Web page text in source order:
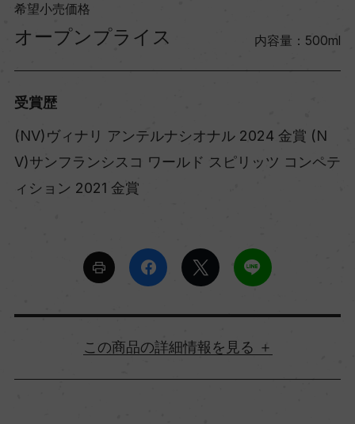
希望小売価格
オープンプライス 内容量：500ml
受賞歴
(NV)ヴィナリ アンテルナシオナル 2024 金賞 (N
V)サンフランシスコ ワールド スピリッツ コンペテ
ィション 2021 金賞
詳細情報